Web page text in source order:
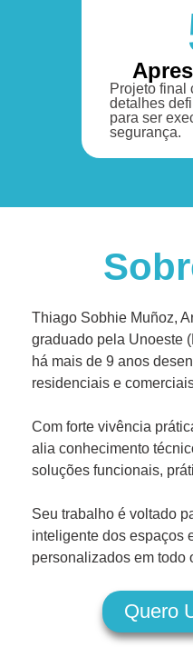
Projeto final
detalhes
para ser
segurança.
Thiago Sobhie Muñoz,
graduado pela Unoeste
há mais de 9 anos
residenciais e
Com forte vivência
alia conhecimento
soluções funcionais,
Seu trabalho é voltado
inteligente dos espaços
personalizados em todo
Quero